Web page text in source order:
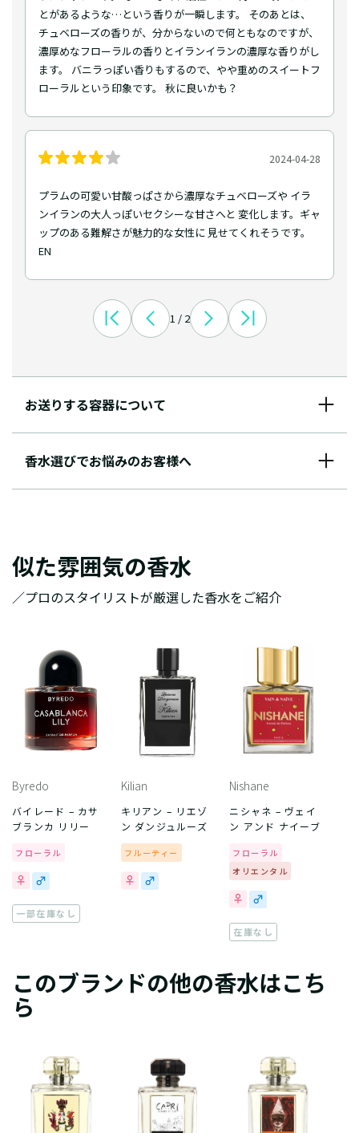
とがあるような…という香りが一瞬します。 そのあとは、
チュベローズの香りが、分からないので何ともなのですが、
濃厚めなフローラルの香りとイランイランの濃厚な香りがし
ます。 バニラっぽい香りもするので、やや重めのスイートフ
ローラルという印象です。 秋に良いかも？
2024-04-28
プラムの可愛い甘酸っぱさから濃厚なチュベローズや イラ
ンイランの大人っぽいセクシーな甘さへと 変化します。ギャ
ップのある難解さが魅力的な女性に 見せてくれそうです。
EN
1 / 2
お送りする容器について
香水選びでお悩みのお客様へ
似た雰囲気の香水
／プロのスタイリストが厳選した香水をご紹介
Byredo
バイレード – カサ
ブランカ リリー
フローラル
一部在庫なし
Kilian
キリアン – リエゾ
ン ダンジュルーズ
フルーティー
Nishane
ニシャネ – ヴェイ
ン アンド ナイーブ
フローラル
オリエンタル
在庫なし
このブランドの他の香水はこち
ら